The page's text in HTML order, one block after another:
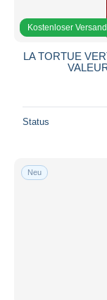
Kostenloser Versand
LA TORTUE
Status
Neu